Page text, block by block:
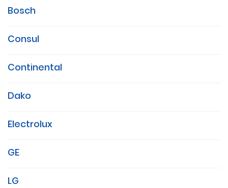
Bosch
Consul
Continental
Dako
Electrolux
GE
LG